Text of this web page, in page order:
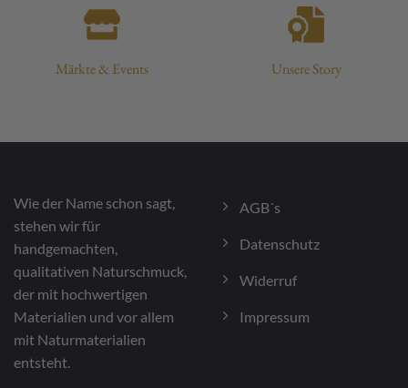
Märkte & Events Unsere Story
Wie der Name schon sagt,
stehen wir für
handgemachten,
qualitativen Naturschmuck,
der mit hochwertigen
Materialien und vor allem
mit Naturmaterialien
entsteht.
AGB´s
Datenschutz
Widerruf
Impressum